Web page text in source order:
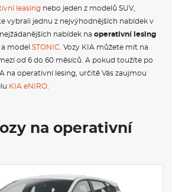
na přítomnost osob vzadu)
- vyhřívaná, el. ovládaná a sklopná s LED
s integrovaným 4" displejem
nouzového brzdění (FCA) -
dálkových světlometů (HBA)
(SCC 2) + Stop&Go
v jízdním pruhu (LFA)
eCall
na volantu
leasing nebo jeden z modelů SUV,
vybrali jednu z nejvýhodnějších nabídek v
nabídek na operativní lesing
model STONIC . Vozy KIA můžete mít na
od 6 do 60 měsíců. A pokud toužíte po
na operativní lesing, určitě Vás zaujmou
KIA eNIRO
na operativní